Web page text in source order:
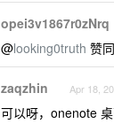
opei3v1867r0zNrq
@looking0truth 赞
zaqzhin Apr 18,
可以呀，onenote